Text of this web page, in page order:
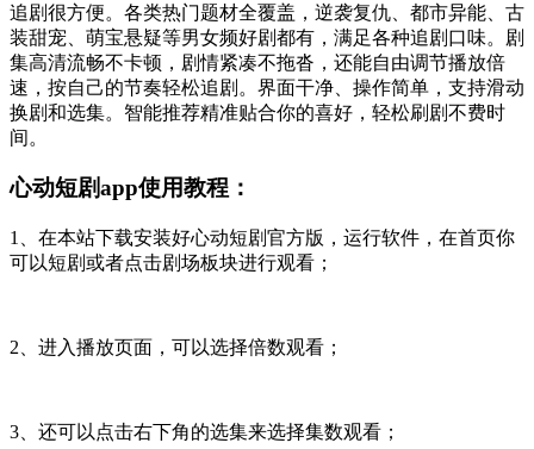
追剧很方便。各类热门题材全覆盖，逆袭复仇、都市异能、古
装甜宠、萌宝悬疑等男女频好剧都有，满足各种追剧口味。剧
集高清流畅不卡顿，剧情紧凑不拖沓，还能自由调节播放倍
速，按自己的节奏轻松追剧。界面干净、操作简单，支持滑动
换剧和选集。智能推荐精准贴合你的喜好，轻松刷剧不费时
间。
心动短剧app使用教程：
1、在本站下载安装好心动短剧官方版，运行软件，在首页你
可以短剧或者点击剧场板块进行观看；
2、进入播放页面，可以选择倍数观看；
3、还可以点击右下角的选集来选择集数观看；